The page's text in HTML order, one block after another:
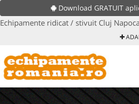
Download GRATUIT
Echipamente ridicat / stivuit Cluj Napoca